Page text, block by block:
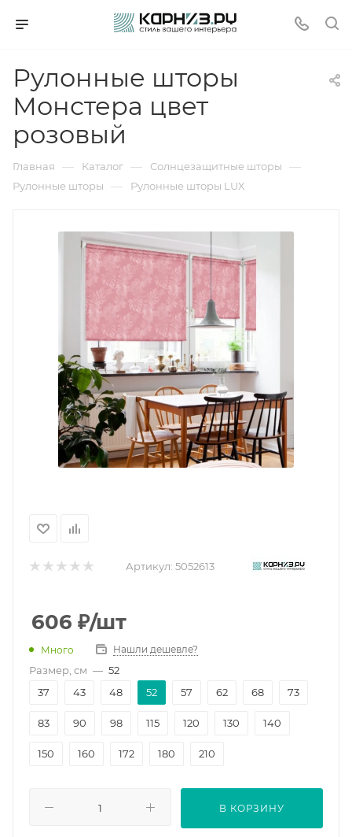
Рулонные шторы
Монстера цвет
розовый
Главная — Каталог — Солнцезащитные шторы —
Рулонные шторы — Рулонные шторы LUX
Артикул: 5052613
606 ₽/шт
Много Нашли дешевле?
Размер, см — 52
37
43 48 52 57 62 68 73
83 90 98 115 120 130 140
150 160 172 180 210
В КОРЗИНУ